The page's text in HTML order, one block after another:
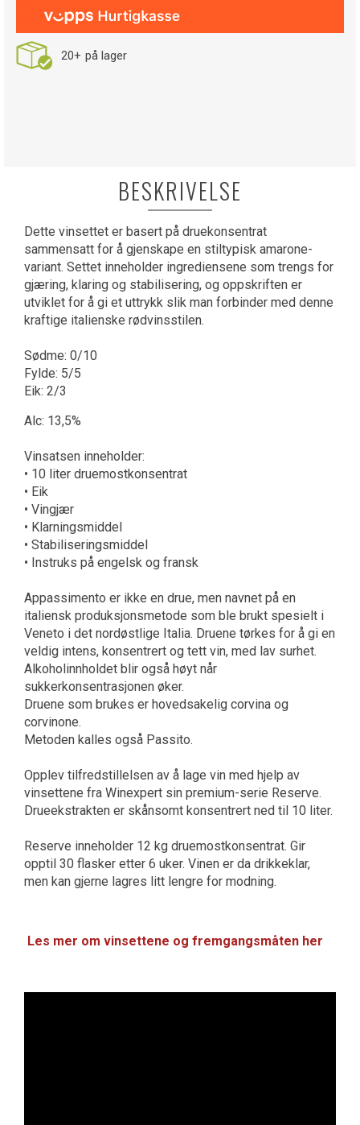
20+ på lager
BESKRIVELSE
Dette vinsettet er basert på druekonsentrat
sammensatt for å gjenskape en stiltypisk amarone-
variant. Settet inneholder ingrediensene som trengs for
gjæring, klaring og stabilisering, og oppskriften er
utviklet for å gi et uttrykk slik man forbinder med denne
kraftige italienske rødvinsstilen.
Sødme: 0/10
Fylde: 5/5
Eik: 2/3
Alc: 13,5%
Vinsatsen inneholder:
• 10 liter druemostkonsentrat
• Eik
• Vingjær
• Klarningsmiddel
• Stabiliseringsmiddel
• Instruks på engelsk og fransk
Appassimento er ikke en drue, men navnet på en
italiensk produksjonsmetode som ble brukt spesielt i
Veneto i det nordøstlige Italia. Druene tørkes for å gi en
veldig intens, konsentrert og tett vin, med lav surhet.
Alkoholinnholdet blir også høyt når
sukkerkonsentrasjonen øker.
Druene som brukes er hovedsakelig corvina og
corvinone.
Metoden kalles også Passito.
Opplev tilfredstillelsen av å lage vin med hjelp av
vinsettene fra Winexpert sin premium-serie Reserve.
Drueekstrakten er skånsomt konsentrert ned til 10 liter.
Reserve inneholder 12 kg druemostkonsentrat. Gir
opptil 30 flasker etter 6 uker. Vinen er da drikkeklar,
men kan gjerne lagres litt lengre for modning.
Les mer om vinsettene og fremgangsmåten her